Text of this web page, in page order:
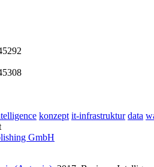
konzept it-infrastruktur data
GmbH